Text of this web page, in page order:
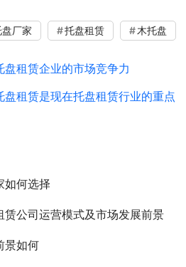
盘厂家 托盘租赁 木托盘
盘租赁企业的市场竞争力
盘租赁是现在托盘租赁行业的重点
如何选择
赁公司运营模式及市场发展前景
景如何